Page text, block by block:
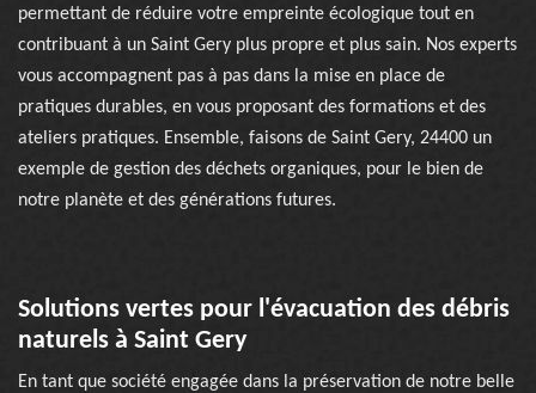
permettant de réduire votre empreinte écologique tout en
contribuant à un Saint Gery plus propre et plus sain. Nos experts
vous accompagnent pas à pas dans la mise en place de
pratiques durables, en vous proposant des formations et des
ateliers pratiques. Ensemble, faisons de Saint Gery, 24400 un
exemple de gestion des déchets organiques, pour le bien de
notre planète et des générations futures.
Solutions vertes pour l'évacuation des débris
naturels à Saint Gery
En tant que société engagée dans la préservation de notre belle